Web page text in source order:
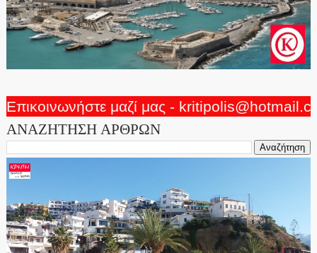
Επικοινωνήστε μαζί μας -
ΑΝΑΖΗΤΗΣΗ ΑΡΘΡΩΝ